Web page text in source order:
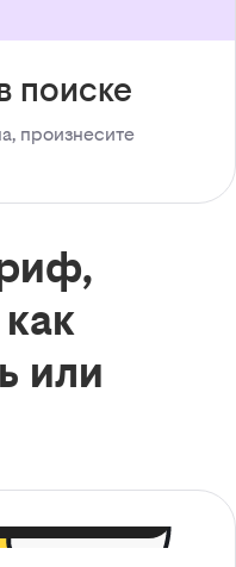
поиске
произнесите
или